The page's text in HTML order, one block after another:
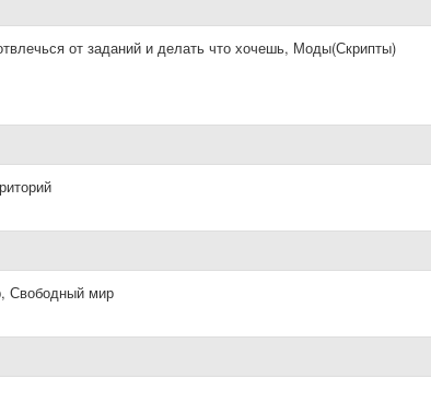
от заданий и делать что хочешь, Моды(Скрипты)
Свободный мир